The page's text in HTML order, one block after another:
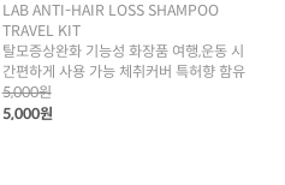
LAB ANTI-HAIR LOSS SHAMPOO
TRAVEL KIT
탈모증상완화 기능성 화장품 여행,운동 시
간편하게 사용 가능 체취커버 특허향 함유
5,000원
5,000원